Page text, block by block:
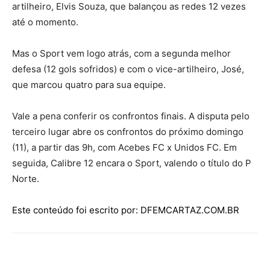
artilheiro, Elvis Souza, que balançou as redes 12 vezes
até o momento.
Mas o Sport vem logo atrás, com a segunda melhor
defesa (12 gols sofridos) e com o vice-artilheiro, José,
que marcou quatro para sua equipe.
Vale a pena conferir os confrontos finais. A disputa pelo
terceiro lugar abre os confrontos do próximo domingo
(11), a partir das 9h, com Acebes FC x Unidos FC. Em
seguida, Calibre 12 encara o Sport, valendo o título do P
Norte.
Este conteúdo foi escrito por: DFEMCARTAZ.COM.BR